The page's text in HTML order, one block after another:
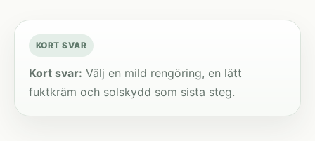
KORT SVAR
Kort svar: Välj en mild rengöring, en lätt
fuktkräm och solskydd som sista steg.